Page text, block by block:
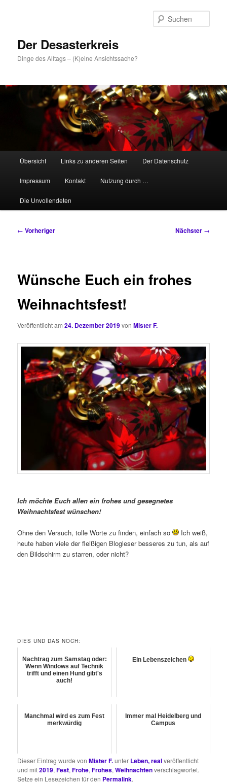
Der Desasterkreis
Dinge des Alltags – (K)eine Ansichtssache?
HauptmenüÜbersicht Links zu anderen Seiten Der Datenschutz
Impressum Kontakt Nutzung durch …
Die Unvollendeten
Beitragsnavigation
← Vorheriger Nächster →
Wünsche Euch ein frohes
Weihnachtsfest!
Veröffentlicht am24. Dezember 2019vonMister F.
Ich möchte Euch allen ein frohes und gesegnetes
Weihnachtsfest wünschen!
Ohne den Versuch, tolle Worte zu finden, einfach so
Ich weiß,
heute haben viele der fleißigen Blogleser besseres zu tun, als auf
den Bildschirm zu starren, oder nicht?
DIES UND DAS NOCH:
Nachtrag zum Samstag oder:
Wenn Windows auf Technik
trifft und einen Hund gibt's
auch!
Ein Lebenszeichen
Manchmal wird es zum Fest
merkwürdig
Immer mal Heidelberg und
Campus
Dieser Eintrag wurde vonMister F.unter Leben, realveröffentlicht
und mit2019,Fest,Frohe,Frohes,Weihnachtenverschlagwortet.
Setze ein Lesezeichen für den Permalink.